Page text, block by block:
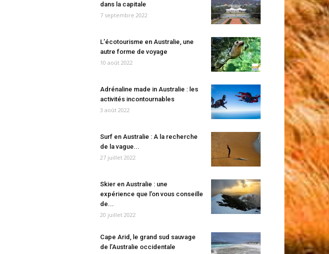
dans la capitale
7 septembre 2022
L’écotourisme en Australie, une
autre forme de voyage
10 août 2022
Adrénaline made in Australie : les
activités incontournables
3 août 2022
Surf en Australie : A la recherche
de la vague...
27 juillet 2022
Skier en Australie : une
expérience que l’on vous conseille
de...
20 juillet 2022
Cape Arid, le grand sud sauvage
de l’Australie occidentale